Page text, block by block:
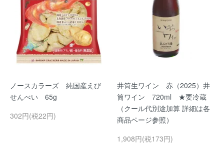
ノースカラーズ 純国産えび
せんべい 65g
302円(税22円)
井筒生ワイン 赤（2025）井
筒ワイン 720ml ★要冷蔵
（クール代別途加算 詳細は各
商品ページ参照）
1,908円(税173円)